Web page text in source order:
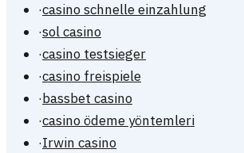
·casino schnelle einzahlung
·sol casino
·casino testsieger
·casino freispiele
·bassbet casino
·casino ödeme yöntemleri
·Irwin casino